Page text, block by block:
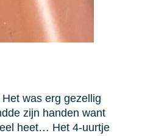
was erg gezellig
zijn handen want
heet… Het 4-uurtje